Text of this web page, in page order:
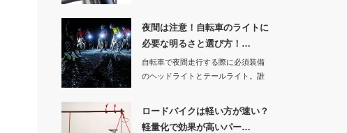
夜間は注意！自転車のライトに
必要な明るさと選び方！…
自転車で夜間走行する際に必須装備
のヘッドライトとテールライト。誰
ロードバイクは軽い方が速い？
軽量化で効果が高いパー…